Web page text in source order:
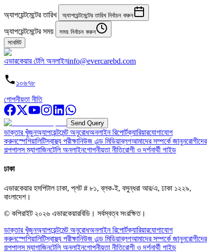
অ্যাপয়েন্টমেন্টের তারিখ অ্যাপয়েন্টমেন্টের তারিখ নির্বাচন করুন
অ্যাপয়েন্টমেন্টের সময়
সময় নির্বাচন করুন
সাবমিট
এভারকেয়ার টেলি অনলাইনinfo@evercarebd.com
১০৬৭৮
গোপনীয়তা নীতি
Send Query
ডাক্তার খুঁজুনঅ্যাপয়েন্টমেন্ট অনুরোধঅনলাইন রিপোর্টক্যারিয়ারযোগাযোগ
করুনস্পেশিয়ালিটিস্বাস্থ্য পরীক্ষানিউজ এন্ড মিডিয়াব্লগআমাদের সম্পর্কে জানুনরোগীদের
গল্পপালস ম্যাগাজিনটেলি অনলাইনগোপনীয়তা নীতিরোগী ও দর্শনার্থী গাইড
ঢাকা
এভারকেয়ার হসপিটাল ঢাকা, প্লট # ৮১, ব্লক-ই, বসুন্ধরা আর/এ, ঢাকা ১২২৯,
বাংলাদেশ।
© কপিরাইট ২০২৬ এভারকেয়ারবিডি। সর্বস্বত্ব সংরক্ষিত।
ডাক্তার খুঁজুনঅ্যাপয়েন্টমেন্ট অনুরোধঅনলাইন রিপোর্টক্যারিয়ারযোগাযোগ
করুনস্পেশিয়ালিটিস্বাস্থ্য পরীক্ষানিউজ এন্ড মিডিয়াব্লগআমাদের সম্পর্কে জানুনরোগীদের
গল্পপালস ম্যাগাজিনটেলি অনলাইনগোপনীয়তা নীতিরোগী ও দর্শনার্থী গাইড